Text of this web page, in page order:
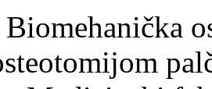
Biomehanička